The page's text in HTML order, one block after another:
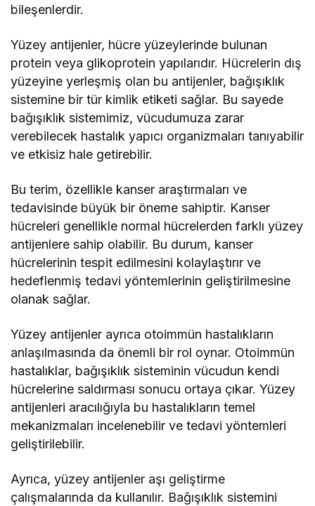
bileşenlerdir.
Yüzey antijenler, hücre yüzeylerinde bulunan
protein veya glikoprotein yapılarıdır. Hücrelerin dış
yüzeyine yerleşmiş olan bu antijenler, bağışıklık
sistemine bir tür kimlik etiketi sağlar. Bu sayede
bağışıklık sistemimiz, vücudumuza zarar
verebilecek hastalık yapıcı organizmaları tanıyabilir
ve etkisiz hale getirebilir.
Bu terim, özellikle kanser araştırmaları ve
tedavisinde büyük bir öneme sahiptir. Kanser
hücreleri genellikle normal hücrelerden farklı yüzey
antijenlere sahip olabilir. Bu durum, kanser
hücrelerinin tespit edilmesini kolaylaştırır ve
hedeflenmiş tedavi yöntemlerinin geliştirilmesine
olanak sağlar.
Yüzey antijenler ayrıca otoimmün hastalıkların
anlaşılmasında da önemli bir rol oynar. Otoimmün
hastalıklar, bağışıklık sisteminin vücudun kendi
hücrelerine saldırması sonucu ortaya çıkar. Yüzey
antijenleri aracılığıyla bu hastalıkların temel
mekanizmaları incelenebilir ve tedavi yöntemleri
geliştirilebilir.
Ayrıca, yüzey antijenler aşı geliştirme
çalışmalarında da kullanılır. Bağışıklık sistemini